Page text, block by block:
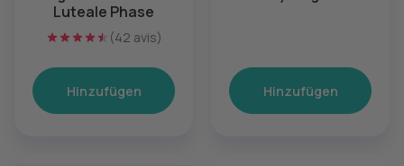
Luteale Phase
(42 avis)
Hinzufügen Hinzufügen